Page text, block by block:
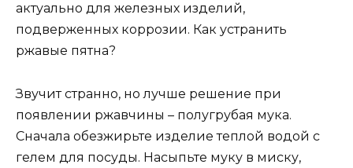
актуально для железных изделий,
подверженных коррозии. Как устранить
ржавые пятна?
Звучит странно, но лучше решение при
появлении ржавчины – полугрубая мука.
Сначала обезжирьте изделие теплой водой с
гелем для посуды. Насыпьте муку в миску,